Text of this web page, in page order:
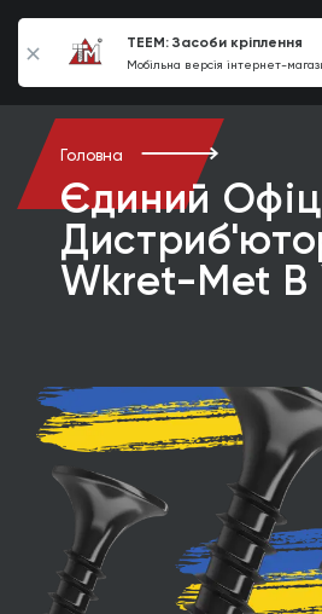
TEEM: Засоби кріплення
Мобільна версія інтернет-
Головна
Єдиний
Wkret-Met В